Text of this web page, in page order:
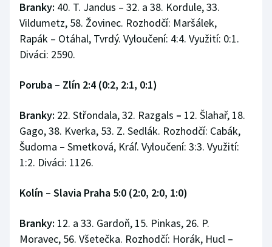
Branky: 40. T. Jandus – 32. a 38. Kordule, 33.
Vildumetz, 58. Žovinec. Rozhodčí: Maršálek,
Rapák – Otáhal, Tvrdý. Vyloučení: 4:4. Využití: 0:1.
Diváci: 2590.
Poruba – Zlín 2:4 (0:2, 2:1, 0:1)
Branky: 22. Střondala, 32. Razgals – 12. Šlahař, 18.
Gago, 38. Kverka, 53. Z. Sedlák. Rozhodčí: Cabák,
Šudoma – Smetková, Kráľ. Vyloučení: 3:3. Využití:
1:2. Diváci: 1126.
Kolín – Slavia Praha 5:0 (2:0, 2:0, 1:0)
Branky: 12. a 33. Gardoň, 15. Pinkas, 26. P.
Moravec, 56. Všetečka. Rozhodčí: Horák, Hucl –